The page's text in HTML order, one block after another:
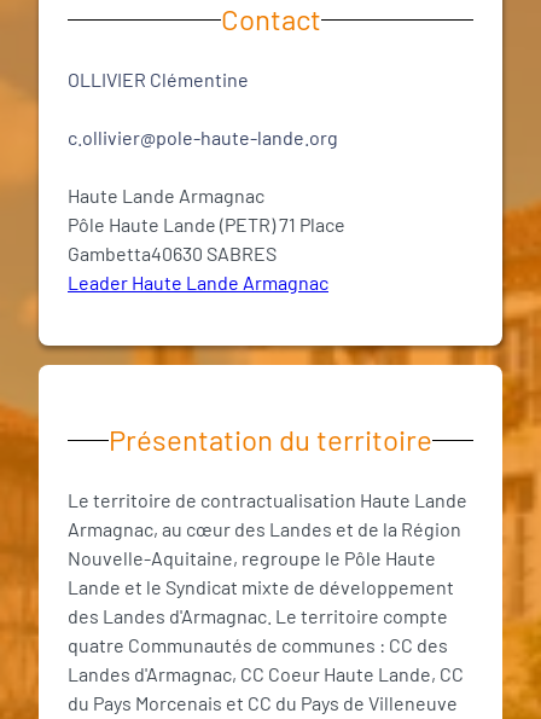
Contact
OLLIVIER Clémentine
c.ollivier@pole-haute-lande.org
Haute Lande Armagnac
Pôle Haute Lande (PETR) 71 Place
Gambetta40630 SABRES
Leader Haute Lande Armagnac
Présentation du territoire
Le territoire de contractualisation Haute Lande
Armagnac, au cœur des Landes et de la Région
Nouvelle-Aquitaine, regroupe le Pôle Haute
Lande et le Syndicat mixte de développement
des Landes d'Armagnac. Le territoire compte
quatre Communautés de communes : CC des
Landes d'Armagnac, CC Coeur Haute Lande, CC
du Pays Morcenais et CC du Pays de Villeneuve